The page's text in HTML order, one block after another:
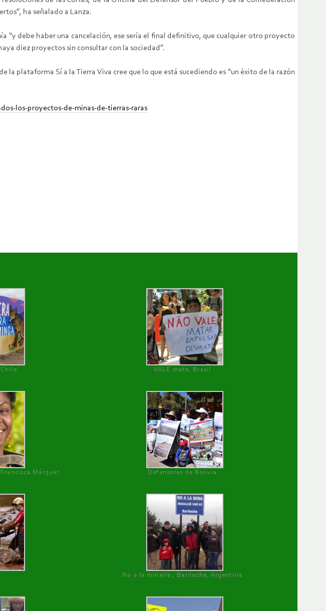
ha señalado a Lanza.
“y debe haber una cancelación, ese sería el final definitivo, que cualquier otro proyecto
diez proyectos sin consultar con la sociedad”.
plataforma Sí a la Tierra Viva cree que lo que está sucediendo es “un éxito de la razón
los-proyectos-de-minas-de-tierras-raras
VALE mata, Brasil
Márquez Defensoras de Bolivia
No a la minería , Bariloche, Argentina